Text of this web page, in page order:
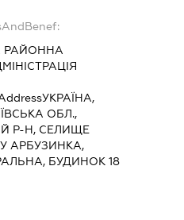
РАЙОННА
УКРАЇНА,
ОБЛ.,
Р-Н, СЕЛИЩЕ
АРБУЗИНКА,
БУДИНОК 18